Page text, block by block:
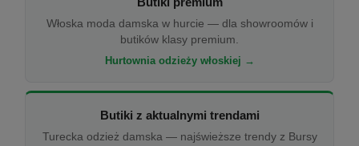
Włoska moda damska w hurcie — dla showroomów i
butików klasy premium.
Hurtownia odzieży włoskiej →
Butiki z aktualnymi trendami
Turecka odzież damska — najświeższe trendy z Bursy